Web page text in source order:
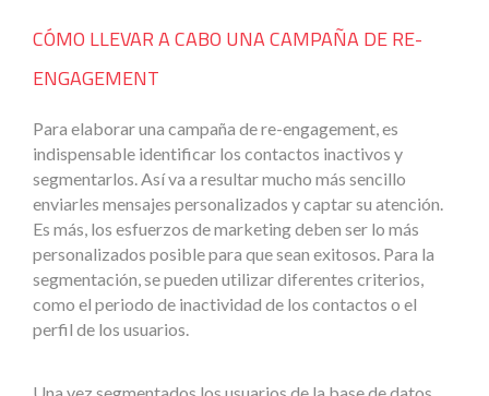
CÓMO LLEVAR A CABO UNA CAMPAÑA DE RE-
ENGAGEMENT
Para elaborar una campaña de re-engagement, es
indispensable identificar los contactos inactivos y
segmentarlos. Así va a resultar mucho más sencillo
enviarles mensajes personalizados y captar su atención.
Es más, los esfuerzos de marketing deben ser lo más
personalizados posible para que sean exitosos. Para la
segmentación, se pueden utilizar diferentes criterios,
como el periodo de inactividad de los contactos o el
perfil de los usuarios.